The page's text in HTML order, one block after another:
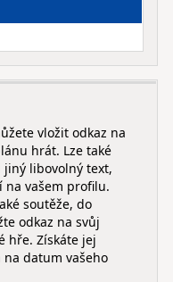
vložit odkaz na
hrát. Lze také
libovolný text,
na vašem profilu.
soutěže, do
odkaz na svůj
hře. Získáte jej
datum vašeho